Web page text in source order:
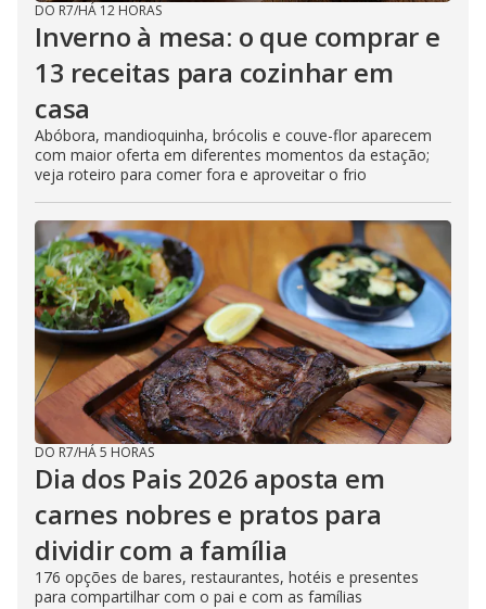
DO R7/HÁ 12 HORAS
Inverno à mesa: o que comprar e
13 receitas para cozinhar em
casa
Abóbora, mandioquinha, brócolis e couve-flor aparecem
com maior oferta em diferentes momentos da estação;
veja roteiro para comer fora e aproveitar o frio
DO R7/HÁ 5 HORAS
Dia dos Pais 2026 aposta em
carnes nobres e pratos para
dividir com a família
176 opções de bares, restaurantes, hotéis e presentes
para compartilhar com o pai e com as famílias